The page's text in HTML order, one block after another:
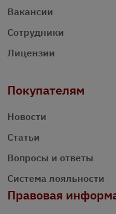
Вакансии
Сотрудники
Лицензии
Покупателям
Новости
Статьи
Вопросы и ответы
Система лояльности
Правовая